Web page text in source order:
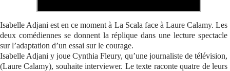
Isabelle Adjani est en ce moment à La Scala face à Laure Calamy. Les
deux comédiennes se donnent la réplique dans une lecture spectacle
sur l’adaptation d’un essai sur le courage.
Isabelle Adjani y joue Cynthia Fleury, qu’une journaliste de télévision,
(Laure Calamy), souhaite interviewer. Le texte raconte quatre de leurs